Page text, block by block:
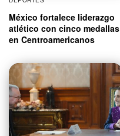
México fortalece liderazgo
atlético con cinco medallas
en Centroamericanos